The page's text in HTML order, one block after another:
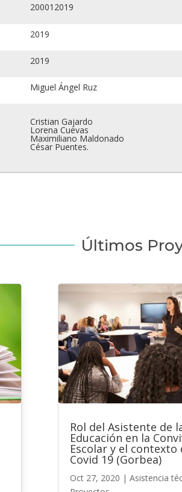
200012019
2019
2019
Miguel Ángel Ruz
Cristian Gajardo
Lorena Cuevas
Maximiliano Maldonado
César Puentes.
Últimos
Rol del Asistente de
Educación en la
Escolar y el contexto
Covid 19 (Gorbea)
Oct 27, 2020 | Asistencia